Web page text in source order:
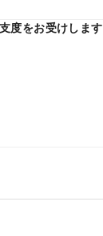
度をお受けします